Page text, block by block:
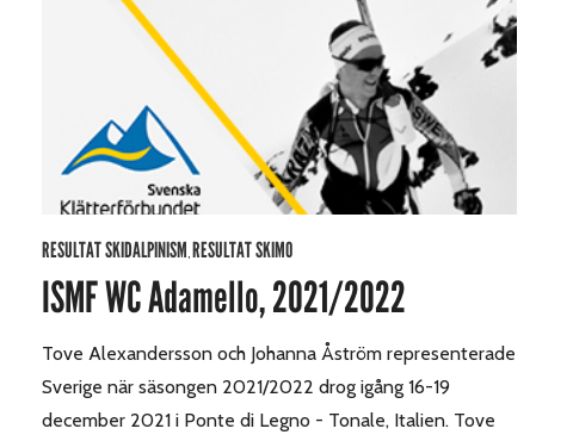
RESULTAT SKIDALPINISM,RESULTAT SKIMO
ISMF WC Adamello, 2021/2022
Tove Alexandersson och Johanna Åström representerade
Sverige när säsongen 2021/2022 drog igång 16-19
december 2021 i Ponte di Legno - Tonale, Italien. Tove